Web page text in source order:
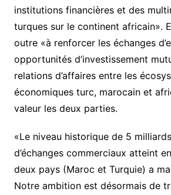
institutions financières et des
turques sur le continent africain».
outre «à renforcer les échanges
opportunités d’investissement
relations d’affaires entre les
économiques turc, marocain et
valeur les deux parties.
«Le niveau historique de 5
d’échanges commerciaux atteint
deux pays (Maroc et Turquie) a
Notre ambition est désormais de